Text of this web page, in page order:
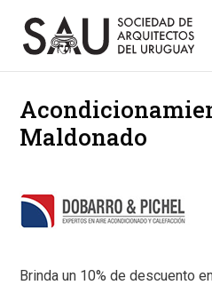
Maldonado
Brinda un 10% de descuento